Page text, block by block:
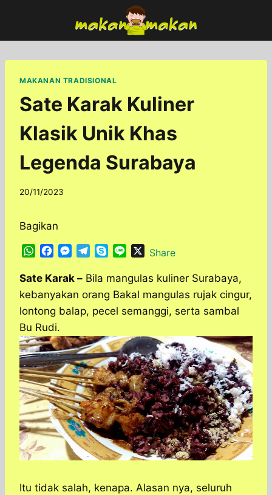
content
MAKANAN TRADISIONAL
Sate Karak Kuliner
Klasik Unik Khas
Legenda Surabaya
By
20/11/2023
Bagikan
W
a
t
s
A
p
p
c
e
o
o
k
M
s
s
e
n
e
r
l
e
r
m
y
p
e
n
e
XShare
Sate Karak – Bila mangulas kuliner Surabaya,
kebanyakan orang Bakal mangulas rujak cingur,
lontong balap, pecel semanggi, serta sambal
Bu Rudi.
Itu tidak salah, kenapa. Alasan nya, seluruh